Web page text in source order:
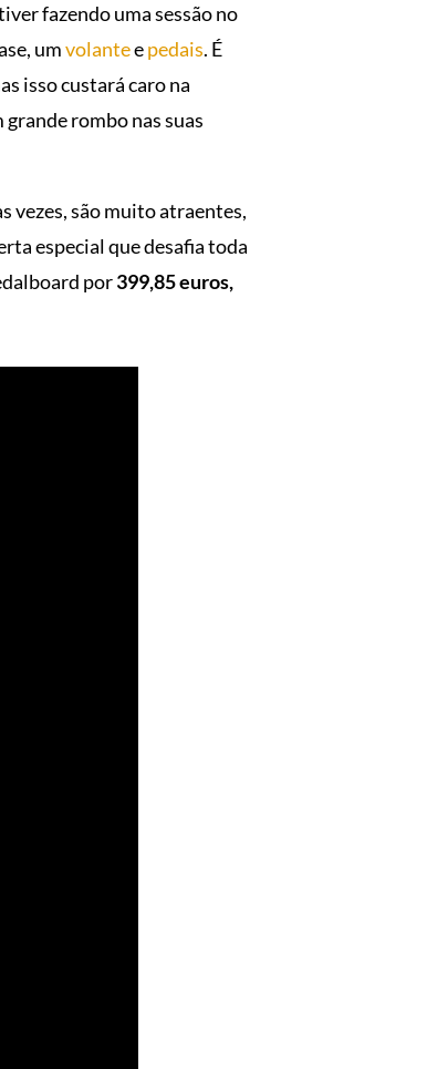
fazendo uma sessão no
umvolanteepedais. É
isso custará caro na
rombo nas suas
vezes, são muito atraentes,
especial que desafia toda
por399,85 euros,